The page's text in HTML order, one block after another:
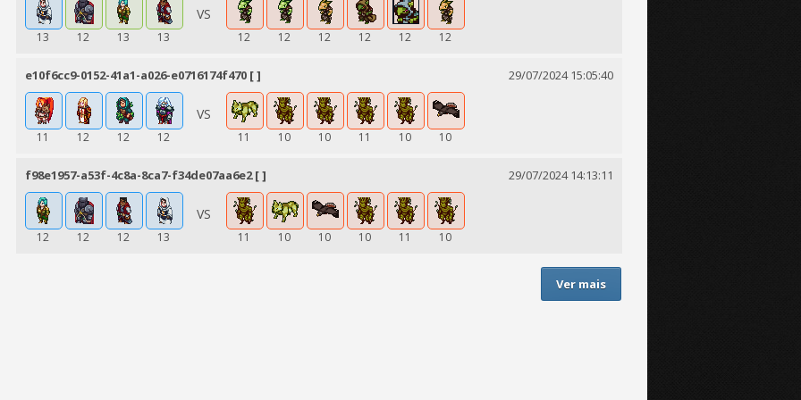
13 12 13 13
VS
12 12 12 12 12 12
e10f6cc9-0152-41a1-a026-e0716174f470 [ ] 29/07/2024 15:05:40
11 12 12 12
VS
11 10 10 11 10 10
f98e1957-a53f-4c8a-8ca7-f34de07aa6e2 [ ] 29/07/2024 14:13:11
12 12 12 13
VS
11 10 10 10 11 10
Ver mais